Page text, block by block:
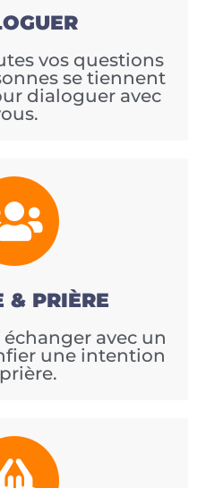
vos questions
se tiennent
dialoguer avec
& PRIÈRE
avec un
une intention